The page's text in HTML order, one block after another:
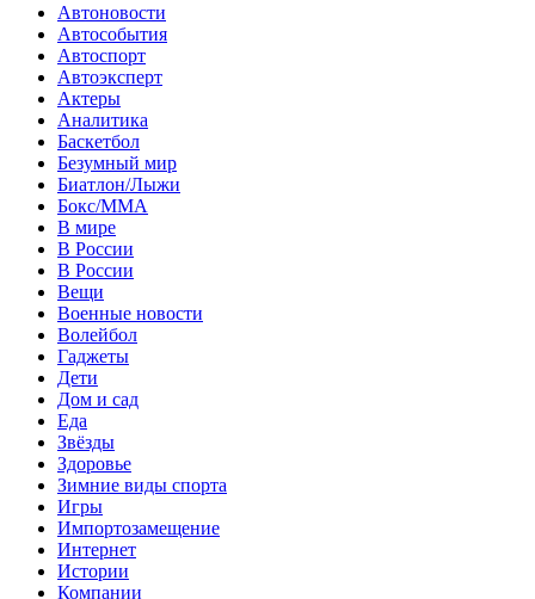
Автоновости
Автособытия
Автоспорт
Автоэксперт
Актеры
Аналитика
Баскетбол
Безумный мир
Биатлон/Лыжи
Бокс/MMA
В мире
В России
В России
Вещи
Военные новости
Волейбол
Гаджеты
Дети
Дом и сад
Еда
Звёзды
Здоровье
Зимние виды спорта
Игры
Импортозамещение
Интернет
Истории
Компании